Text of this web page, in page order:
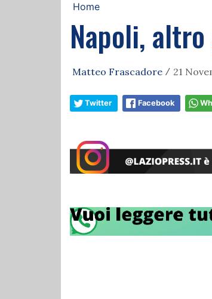
Home
Napoli,
Matteo Frascadore / 21
Twitter Facebook